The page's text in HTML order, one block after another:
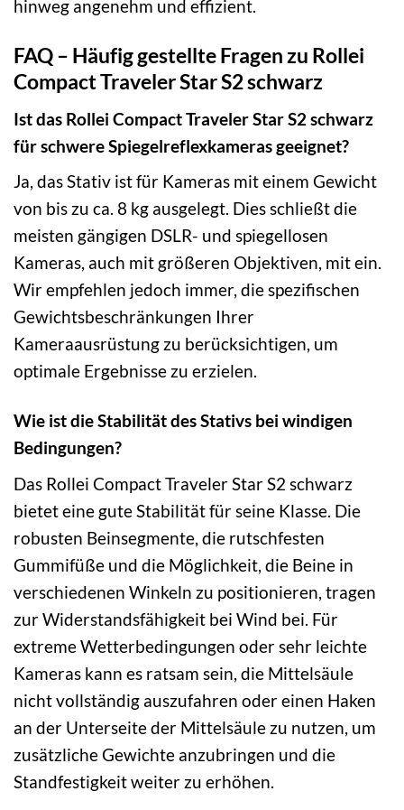
hinweg angenehm und effizient.
FAQ – Häufig gestellte Fragen zu Rollei
Compact Traveler Star S2 schwarz
Ist das Rollei Compact Traveler Star S2 schwarz
für schwere Spiegelreflexkameras geeignet?
Ja, das Stativ ist für Kameras mit einem Gewicht
von bis zu ca. 8 kg ausgelegt. Dies schließt die
meisten gängigen DSLR- und spiegellosen
Kameras, auch mit größeren Objektiven, mit ein.
Wir empfehlen jedoch immer, die spezifischen
Gewichtsbeschränkungen Ihrer
Kameraausrüstung zu berücksichtigen, um
optimale Ergebnisse zu erzielen.
Wie ist die Stabilität des Stativs bei windigen
Bedingungen?
Das Rollei Compact Traveler Star S2 schwarz
bietet eine gute Stabilität für seine Klasse. Die
robusten Beinsegmente, die rutschfesten
Gummifüße und die Möglichkeit, die Beine in
verschiedenen Winkeln zu positionieren, tragen
zur Widerstandsfähigkeit bei Wind bei. Für
extreme Wetterbedingungen oder sehr leichte
Kameras kann es ratsam sein, die Mittelsäule
nicht vollständig auszufahren oder einen Haken
an der Unterseite der Mittelsäule zu nutzen, um
zusätzliche Gewichte anzubringen und die
Standfestigkeit weiter zu erhöhen.